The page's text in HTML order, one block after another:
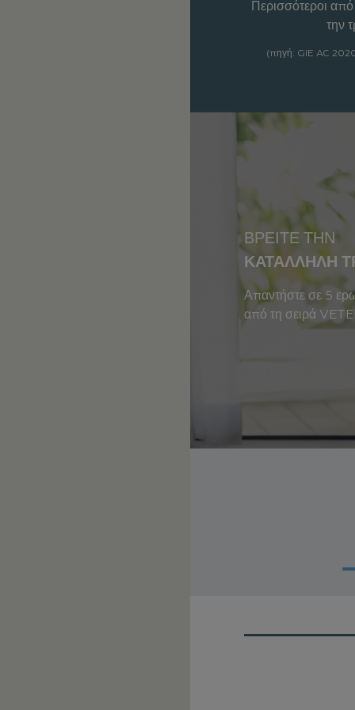
Περισσότεροι
την
(πηγή: GIE AC
ΒΡΕΊΤΕ ΤΗΝ
ΚΑΤΆΛΛΗΛΗ
Απαντήστε σε 5
από τη σειρά